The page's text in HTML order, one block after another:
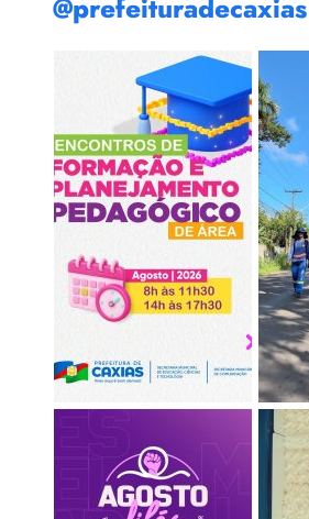
@prefeituradecaxias